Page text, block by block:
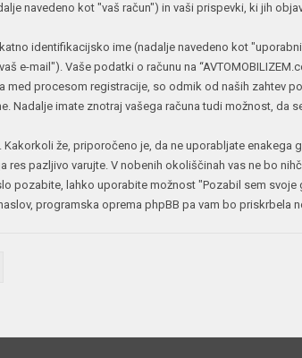
TEHNIČNA VPRAŠANJA
AVTOPLIN
ŽIGA HABJAN
navedeno kot "vaš račun") in vaši prispevki, ki jih
identifikacijsko ime (nadalje navedeno kot
e-mail"). Vaše podatki o računu na
med procesom registracije, so odmik od naših
Nadalje imate znotraj vašega računa tudi možnost,
že, priporočeno je, da ne uporabljate
res pazljivo varujte. V nobenih okoliščinah vas ne bo
pozabite, lahko uporabite možnost "Pozabil sem
programska oprema phpBB pa vam bo priskrbela